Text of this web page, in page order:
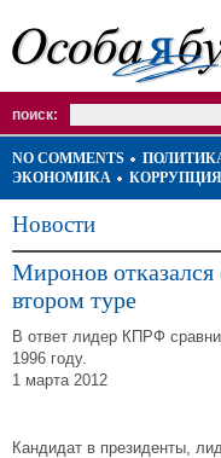
поиск:
NO COMMENTS
ЭКОНОМИКА
КОРРУПЦИЯ
Новости
Миронов
втором туре
В ответ лидер КПРФ
1996 году.
1 марта 2012
Кандидат в президенты,